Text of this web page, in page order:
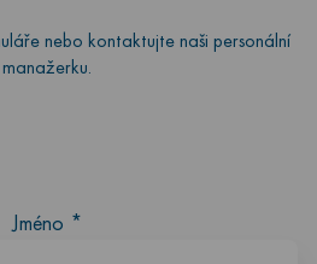
nebo kontaktujte naši personální
manažerku.
Jméno *